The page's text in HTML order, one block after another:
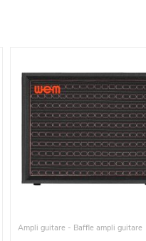
Ampli guitare - Baffle ampli guitare